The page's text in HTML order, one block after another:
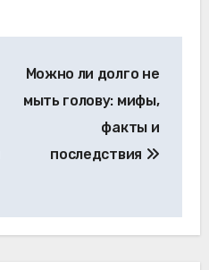
Можно ли долго не
мыть голову: мифы,
факты и
последствия